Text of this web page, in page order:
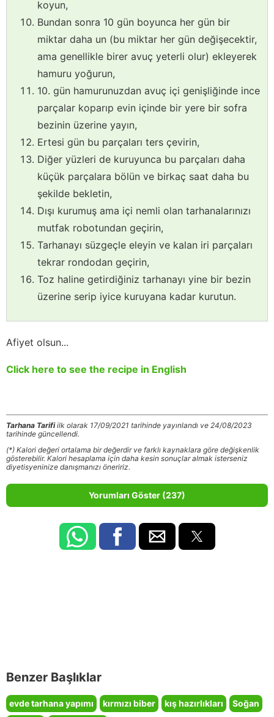
koyun,
Bundan sonra 10 gün boyunca her gün bir
miktar daha un (bu miktar her gün değişecektir,
ama genellikle birer avuç yeterli olur) ekleyerek
hamuru yoğurun,
10. gün hamurunuzdan avuç içi genişliğinde ince
parçalar koparıp evin içinde bir yere bir sofra
bezinin üzerine yayın,
Ertesi gün bu parçaları ters çevirin,
Diğer yüzleri de kuruyunca bu parçaları daha
küçük parçalara bölün ve birkaç saat daha bu
şekilde bekletin,
Dışı kurumuş ama içi nemli olan tarhanalarınızı
mutfak robotundan geçirin,
Tarhanayı süzgeçle eleyin ve kalan iri parçaları
tekrar rondodan geçirin,
Toz haline getirdiğiniz tarhanayı yine bir bezin
üzerine serip iyice kuruyana kadar kurutun.
Afiyet olsun...
Click here to see the recipe in English
Tarhana Tarifiilk olarak 17/09/2021 tarihinde yayınlandı ve 24/08/2023
tarihinde güncellendi.
(*) Kalori değeri ortalama bir değerdir ve farklı kaynaklara göre değişkenlik
gösterebilir. Kalori hesaplama için daha kesin sonuçlar almak isterseniz
diyetisyeninize danışmanızı öneririz.
Yorumları Göster (237)
Benzer Başlıklar
evde tarhana yapımı kırmızı biber kış hazırlıkları
Soğan